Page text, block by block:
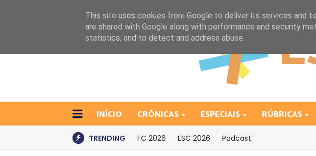
INÍCIO CRÓNICAS ESPECIAIS RÚBRICAS
TRENDING FC 2026 ESC 2026 Podcast
This site uses cookies from Google to deliver its services and
are shared with Google along with performance and security
statistics, and to detect and address abuse.